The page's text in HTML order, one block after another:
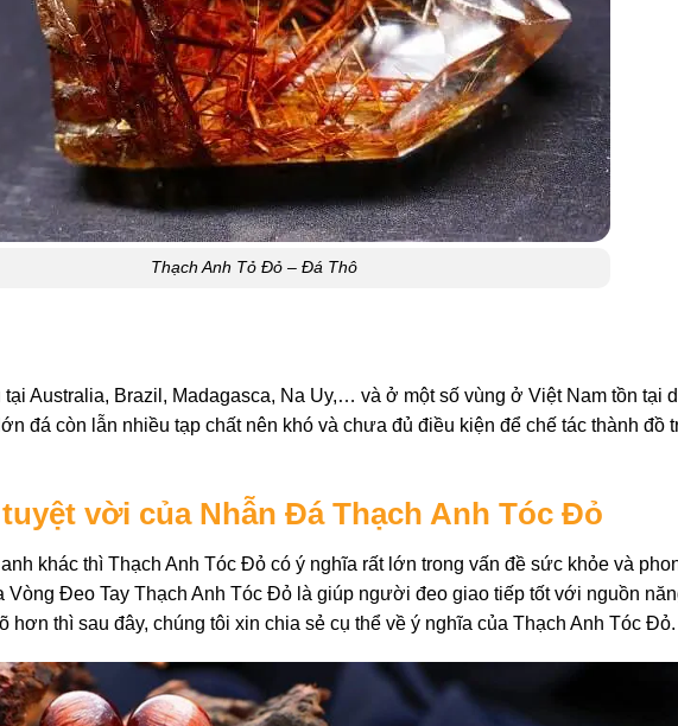
Thạch Anh Tỏ Đỏ – Đá Thô
tại Australia, Brazil, Madagasca, Na Uy,… và ở một số vùng ở Việt Nam tồn tại
đá còn lẫn nhiều tạp chất nên khó và chưa đủ điều kiện để chế tác thành đồ
vời của Nhẫn Đá Thạch Anh Tóc Đỏ
khác thì Thạch Anh Tóc Đỏ có ý nghĩa rất lớn trong vấn đề sức khỏe và
Vòng Đeo Tay Thạch Anh Tóc Đỏ là giúp người đeo giao tiếp tốt với nguồn
hơn thì sau đây, chúng tôi xin chia sẻ cụ thể về ý nghĩa của Thạch Anh Tóc Đỏ.